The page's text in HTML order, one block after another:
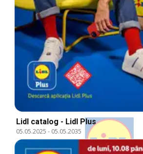
Lidl catalog - Lidl Plus
05.05.2025 - 05.05.2035